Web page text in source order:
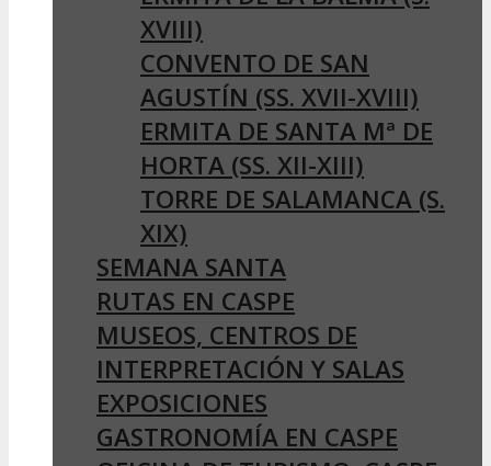
XVIII)
CONVENTO DE SAN
AGUSTÍN (SS. XVII-XVIII)
ERMITA DE SANTA Mª DE
HORTA (SS. XII-XIII)
TORRE DE SALAMANCA (S.
XIX)
SEMANA SANTA
RUTAS EN CASPE
MUSEOS, CENTROS DE
INTERPRETACIÓN Y SALAS
EXPOSICIONES
GASTRONOMÍA EN CASPE